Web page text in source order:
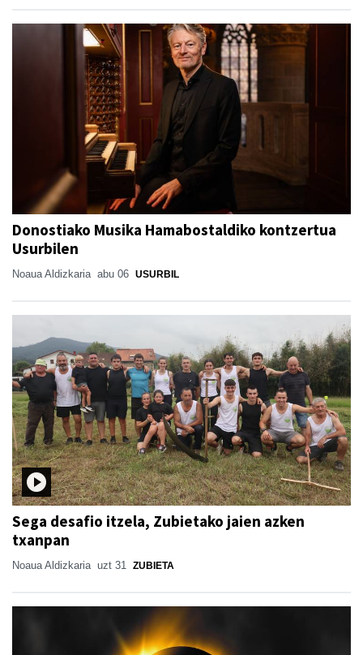
Donostiako Musika Hamabostaldiko kontzertua
Usurbilen
Noaua Aldizkaria abu 06 USURBIL
Sega desafio itzela, Zubietako jaien azken
txanpan
Noaua Aldizkaria uzt 31 ZUBIETA